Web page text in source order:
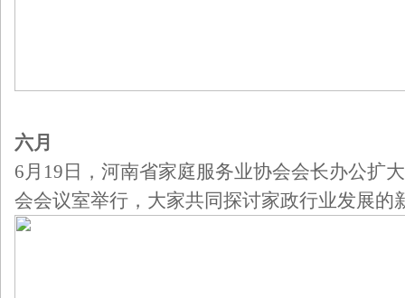
六月
6月19日，河南省家庭服务业协会会长办公扩
会会议室举行，大家共同探讨家政行业发展的